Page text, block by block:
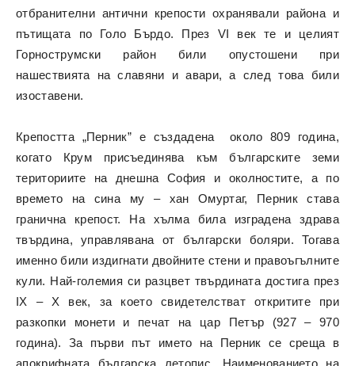
отбранителни антични крепости охранявали района и
пътищата по Голо Бърдо. През VІ век те и целият
Горнострумски район били опустошени при
нашествията на славяни и авари, а след това били
изоставени.
Крепостта „Перник” е създадена около 809 година,
когато Крум присъединява към българските земи
териториите на днешна София и околностите, а по
времето на сина му – хан Омуртаг, Перник става
гранична крепост. На хълма била изградена здрава
твърдина, управлявана от български боляри. Тогава
именно били издигнати двойните стени и правоъгълните
кули. Най-големия си разцвет твърдината достига през
IX – X век, за което свидетелстват откритите при
разкопки монети и печат на цар Петър (927 – 970
година). За първи път името на Перник се среща в
апокрифната българска летопис. Наименованието на